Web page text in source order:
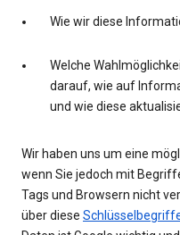
Wie wir diese
Welche
darauf, wie auf
und wie diese
Wir haben uns um eine
wenn Sie jedoch mit
Tags und Browsern nicht
über diese